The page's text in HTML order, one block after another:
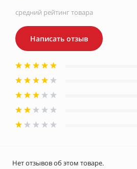
средний рейтинг товара
Написать отзыв
Нет отзывов об этом товаре.